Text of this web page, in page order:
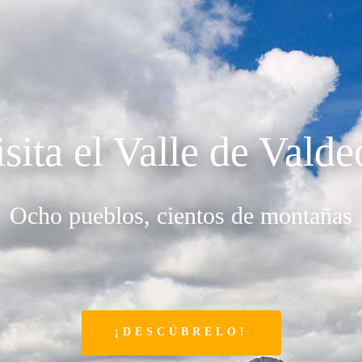
el Valle de
Ocho pueblos, cientos de montañas
¡DESCÚBRELO!